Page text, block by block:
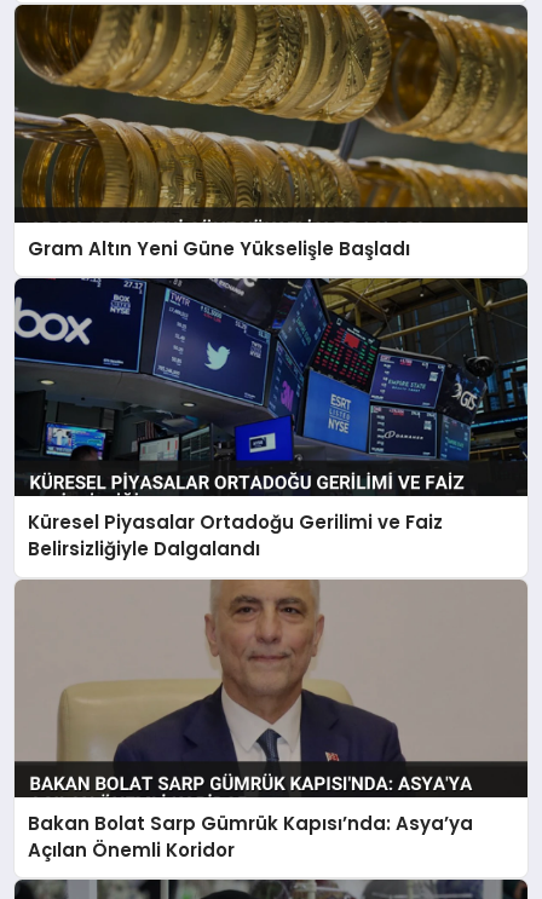
Gram Altın Yeni Güne Yükselişle Başladı
Küresel Piyasalar Ortadoğu Gerilimi ve Faiz
Belirsizliğiyle Dalgalandı
Bakan Bolat Sarp Gümrük Kapısı’nda: Asya’ya
Açılan Önemli Koridor